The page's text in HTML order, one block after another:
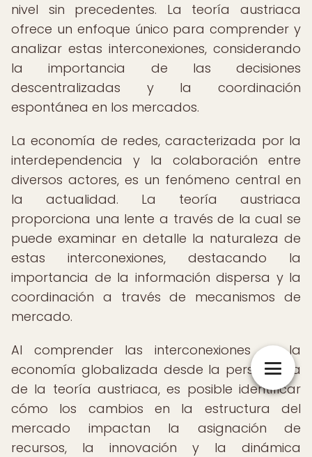
nivel sin precedentes. La teoría austriaca
ofrece un enfoque único para comprender y
analizar estas interconexiones, considerando
la importancia de las decisiones
descentralizadas y la coordinación
espontánea en los mercados.
La economía de redes, caracterizada por la
interdependencia y la colaboración entre
diversos actores, es un fenómeno central en
la actualidad. La teoría austriaca
proporciona una lente a través de la cual se
puede examinar en detalle la naturaleza de
estas interconexiones, destacando la
importancia de la información dispersa y la
coordinación a través de mecanismos de
mercado.
Al comprender las interconexiones en la
economía globalizada desde la perspectiva
de la teoría austriaca, es posible identificar
cómo los cambios en la estructura del
mercado impactan la asignación de
recursos, la innovación y la dinámica